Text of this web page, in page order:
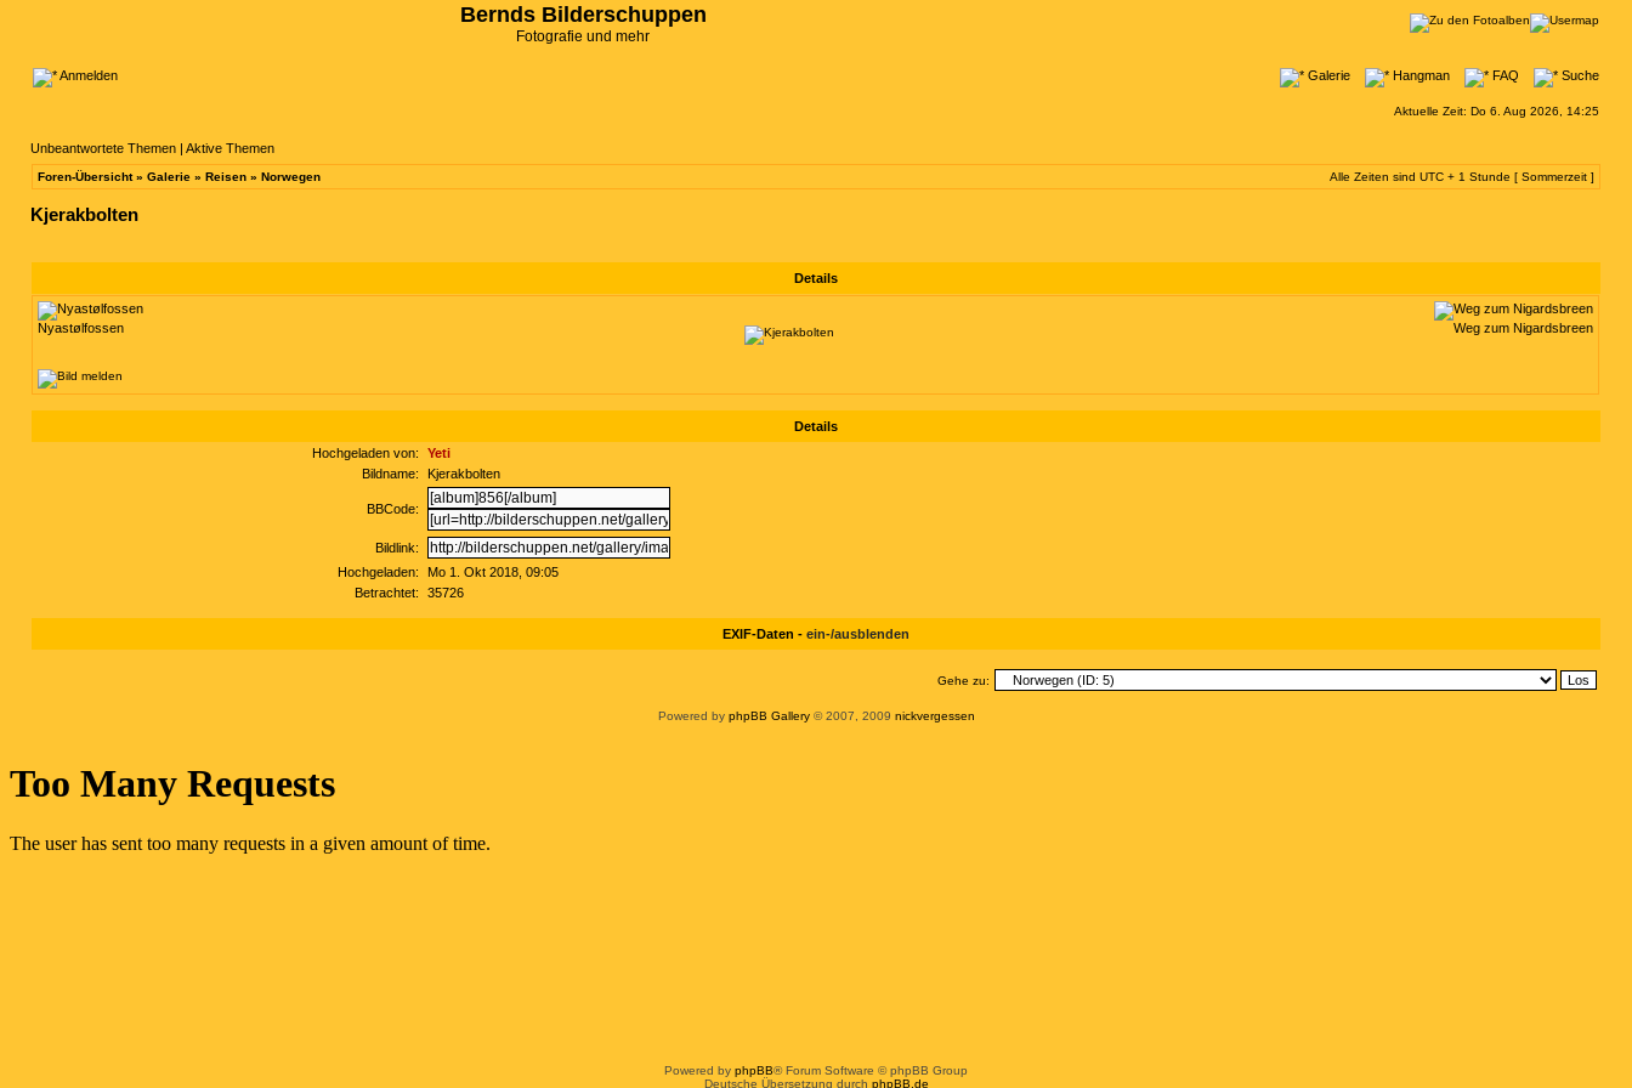
Bernds Bilderschuppen
Fotografie und mehr
Anmelden Galerie Hangman FAQ Suche
Aktuelle Zeit: Do 6. Aug 2026, 14:25
Unbeantwortete Themen | Aktive Themen
Foren-Übersicht» Galerie » Reisen » Norwegen Alle Zeiten sind UTC + 1 Stunde [ Sommerzeit ]
Kjerakbolten
Details
Nyastølfossen Weg zum Nigardsbreen
Details
Hochgeladen von:
Yeti
Bildname:
Kjerakbolten
BBCode:
Bildlink:
Hochgeladen:
Mo 1. Okt 2018, 09:05
Betrachtet:
35726
EXIF-Daten - ein-/ausblenden
Gehe zu:
Powered by phpBB Gallery© 2007, 2009 nickvergessen
Powered by phpBB® Forum Software © phpBB Group
Deutsche Übersetzung durch phpBB.de